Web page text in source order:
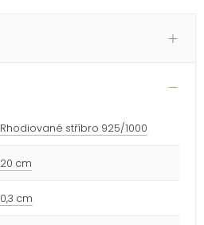
Rhodiované stříbro 925/1000
20 cm
0,3 cm